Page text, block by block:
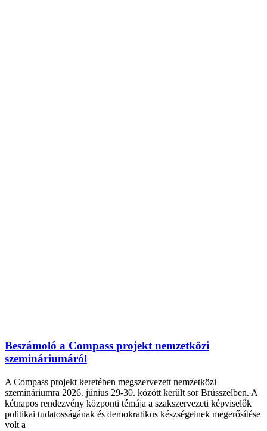
Beszámoló a Compass projekt nemzetközi
szemináriumáról
A Compass projekt keretében megszervezett nemzetközi
szemináriumra 2026. június 29-30. között került sor Brüsszelben. A
kétnapos rendezvény központi témája a szakszervezeti képviselők
politikai tudatosságának és demokratikus készségeinek megerősítése
volt a